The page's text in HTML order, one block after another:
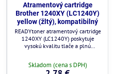
Atramentový cartridge
Brother 1240XY (LC1240Y)
yellow (žltý), kompatibilný
READYtoner atramentový cartridge
1240XY (LC1240Y) poskytuje
vysokú kvalitu tlače a plnú
Skladom (cena s DPH)